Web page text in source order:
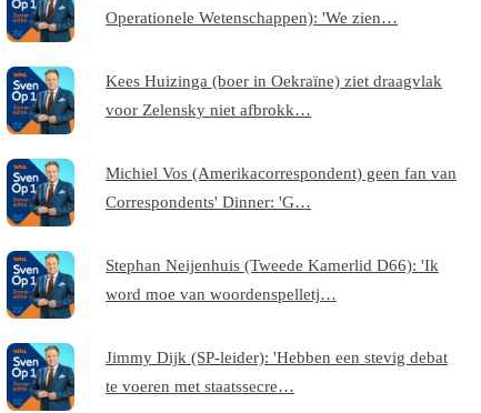
Operationele Wetenschappen): 'We zien…
Kees Huizinga (boer in Oekraïne) ziet draagvlak
voor Zelensky niet afbrokk…
Michiel Vos (Amerikacorrespondent) geen fan van
Correspondents' Dinner: 'G…
Stephan Neijenhuis (Tweede Kamerlid D66): 'Ik
word moe van woordenspelletj…
Jimmy Dijk (SP-leider): 'Hebben een stevig debat
te voeren met staatssecre…